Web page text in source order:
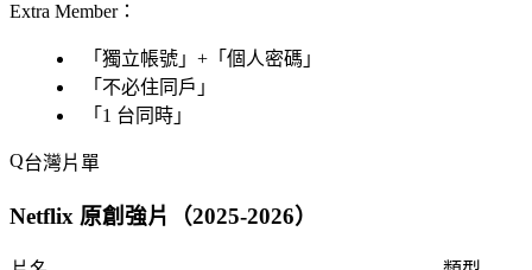
Extra Member：
「 獨立帳號 」+「 個人密碼 」
「 不必住同戶 」
「 1 台同時 」
台灣片單
Netflix 原創強片（2025-2026）